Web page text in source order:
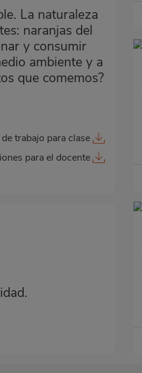
La naturaleza
naranjas del
y consumir
ambiente y a
que comemos?
trabajo para clase
para el docente